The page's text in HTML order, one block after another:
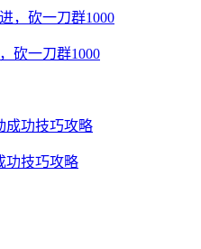
砍一刀群1000
功技巧攻略